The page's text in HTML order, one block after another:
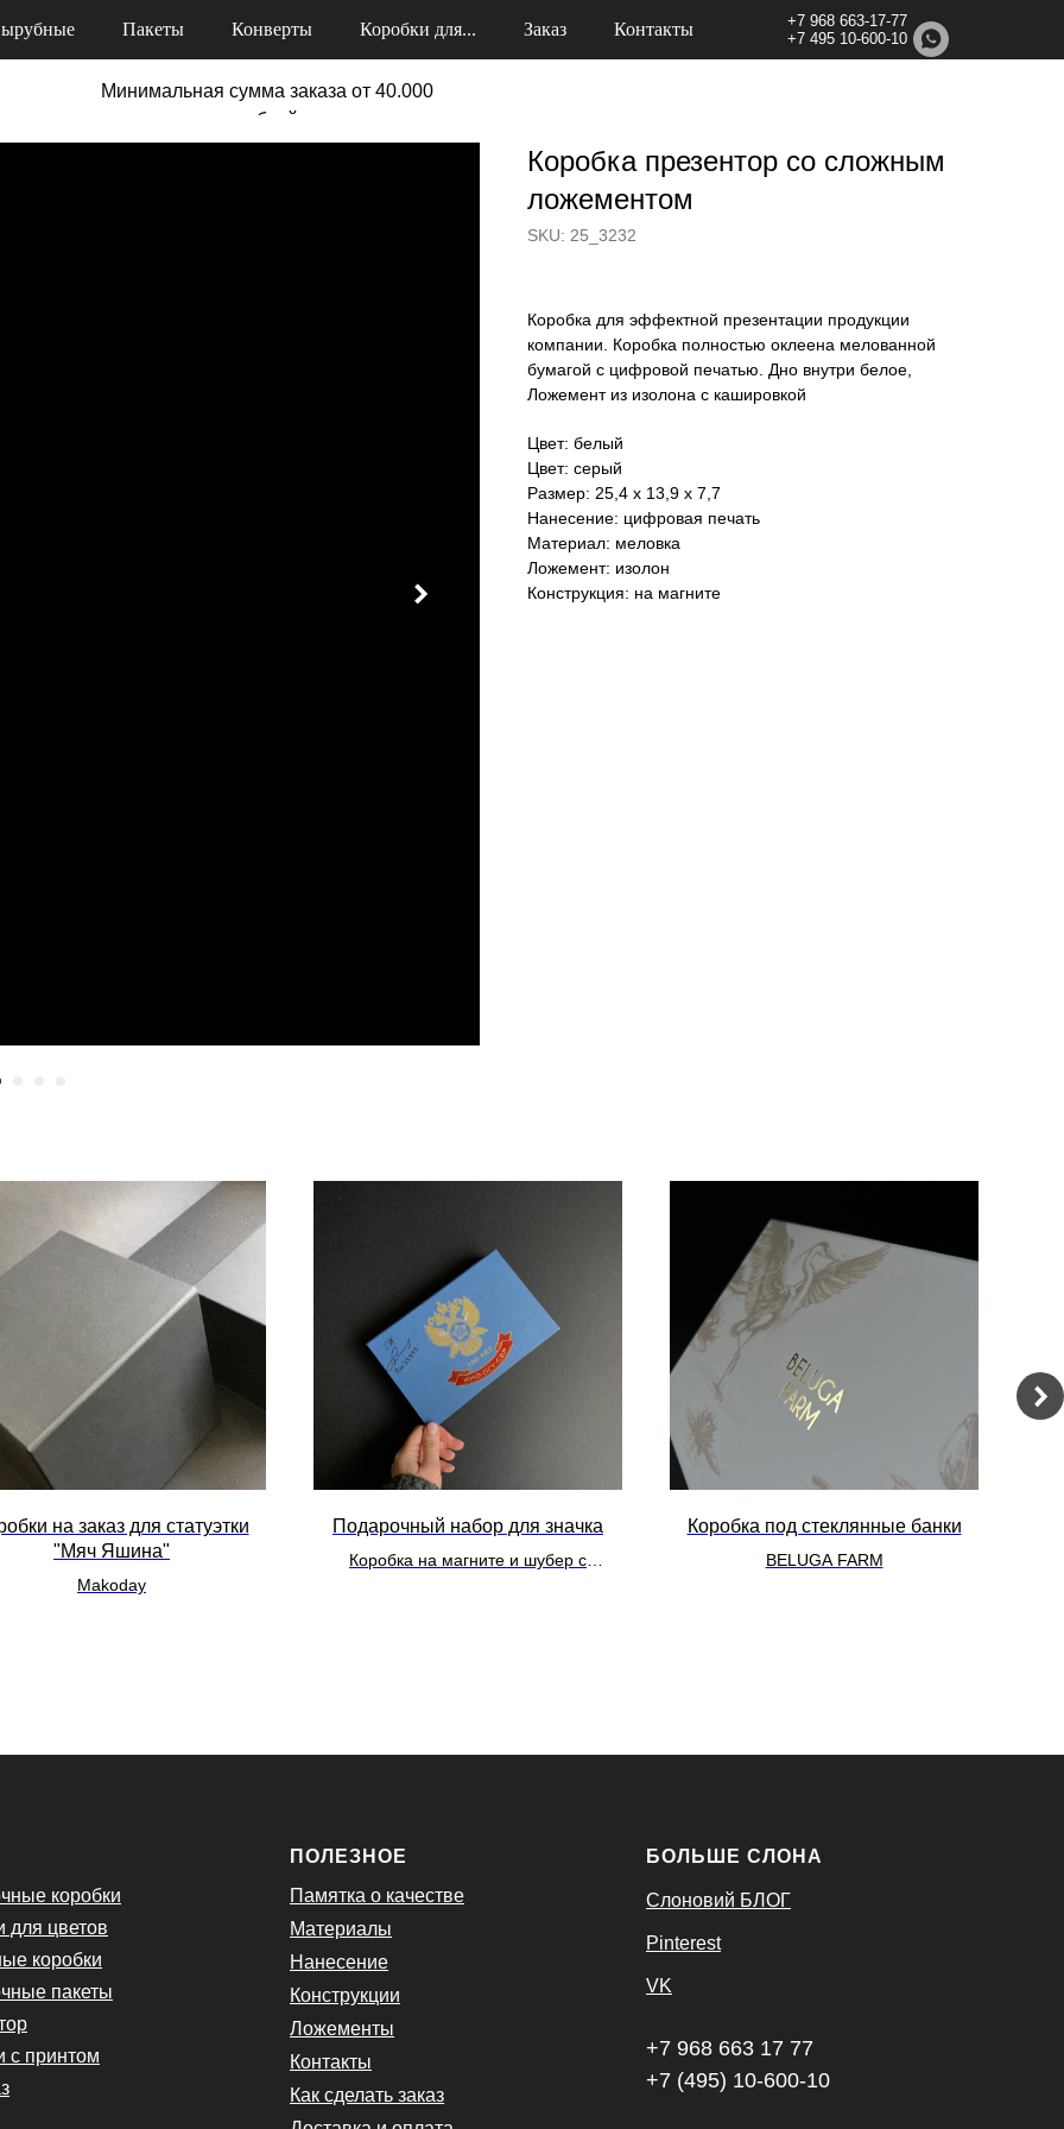
Минимальная сумма заказа от 40.000
рублей
Пакеты Конверты Коробки для... Заказ Контакты
+7 968 663-17-77
+7 495 10-600-10
Коробка презентор со сложным
ложементом
SKU: 25_3232
Коробка для эффектной презентации продукции
компании. Коробка полностью оклеена мелованной
бумагой с цифровой печатью. Дно внутри белое,
Ложемент из изолона с кашировкой
Цвет: белый
Цвет: серый
Размер: 25,4 х 13,9 х 7,7
Нанесение: цифровая печать
Материал: меловка
Ложемент: изолон
Конструкция: на магните
на заказ для статуэтки
"Мяч Яшина"
Makoday
Подарочный набор для значка
Коробка на магните и шубер с
Коробка под стеклянные банки
BELUGA FARM
коробки
для цветов
коробки
пакеты
с принтом
ПОЛЕЗНОЕ
Памятка о качестве
Материалы
Нанесение
Конструкции
Ложементы
Контакты
Как сделать заказ
БОЛЬШЕ СЛОНА
Слоновий БЛОГ
Pinterest
VK
+7 968 663 17 77
+7 (495) 10-600-10